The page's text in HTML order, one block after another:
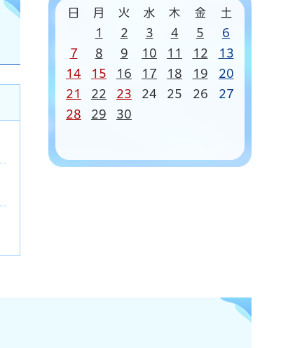
日 月 火 水 木 金
土
1
2 3 4 5
6
7
8 9 10 11 12
13
14
15 16 17 18 19
20
21
22 23 24 25 26
27
28
29 30